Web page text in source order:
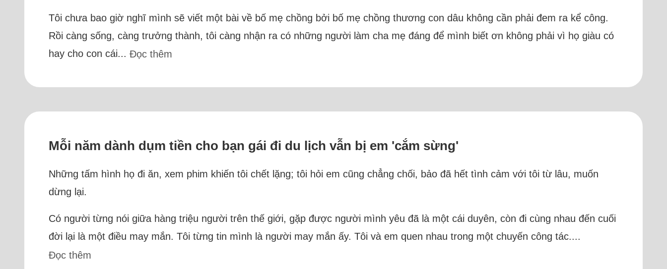
Tôi chưa bao giờ nghĩ mình sẽ viết một bài về bố mẹ chồng bởi bố mẹ chồng thương con dâu không cần phải đem ra kể công.
Rồi càng sống, càng trưởng thành, tôi càng nhận ra có những người làm cha mẹ đáng để mình biết ơn không phải vì họ giàu có
hay cho con cái... Đọc thêm
Mỗi năm dành dụm tiền cho bạn gái đi du lịch vẫn bị em 'cắm sừng'
Những tấm hình họ đi ăn, xem phim khiến tôi chết lặng; tôi hỏi em cũng chẳng chối, bảo đã hết tình cảm với tôi từ lâu, muốn
dừng lại.
Có người từng nói giữa hàng triệu người trên thế giới, gặp được người mình yêu đã là một cái duyên, còn đi cùng nhau đến cuối
đời lại là một điều may mắn. Tôi từng tin mình là người may mắn ấy. Tôi và em quen nhau trong một chuyến công tác....
Đọc thêm